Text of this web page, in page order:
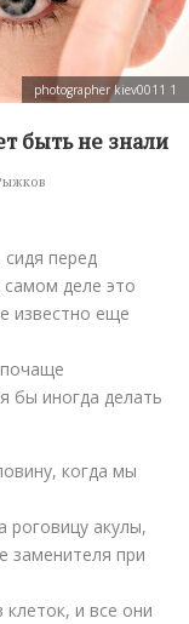
photographer kiev0011 1
быть не знали
перед
деле это
известно еще
бы иногда делать
когда мы
роговицу акулы,
заменителя при
и все они